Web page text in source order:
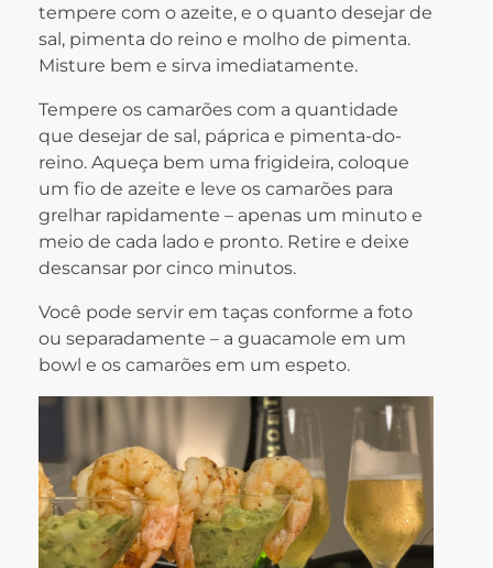
tempere com o azeite, e o quanto desejar de
sal, pimenta do reino e molho de pimenta.
Misture bem e sirva imediatamente.
Tempere os camarões com a quantidade
que desejar de sal, páprica e pimenta-do-
reino. Aqueça bem uma frigideira, coloque
um fio de azeite e leve os camarões para
grelhar rapidamente – apenas um minuto e
meio de cada lado e pronto. Retire e deixe
descansar por cinco minutos.
Você pode servir em taças conforme a foto
ou separadamente – a guacamole em um
bowl e os camarões em um espeto.